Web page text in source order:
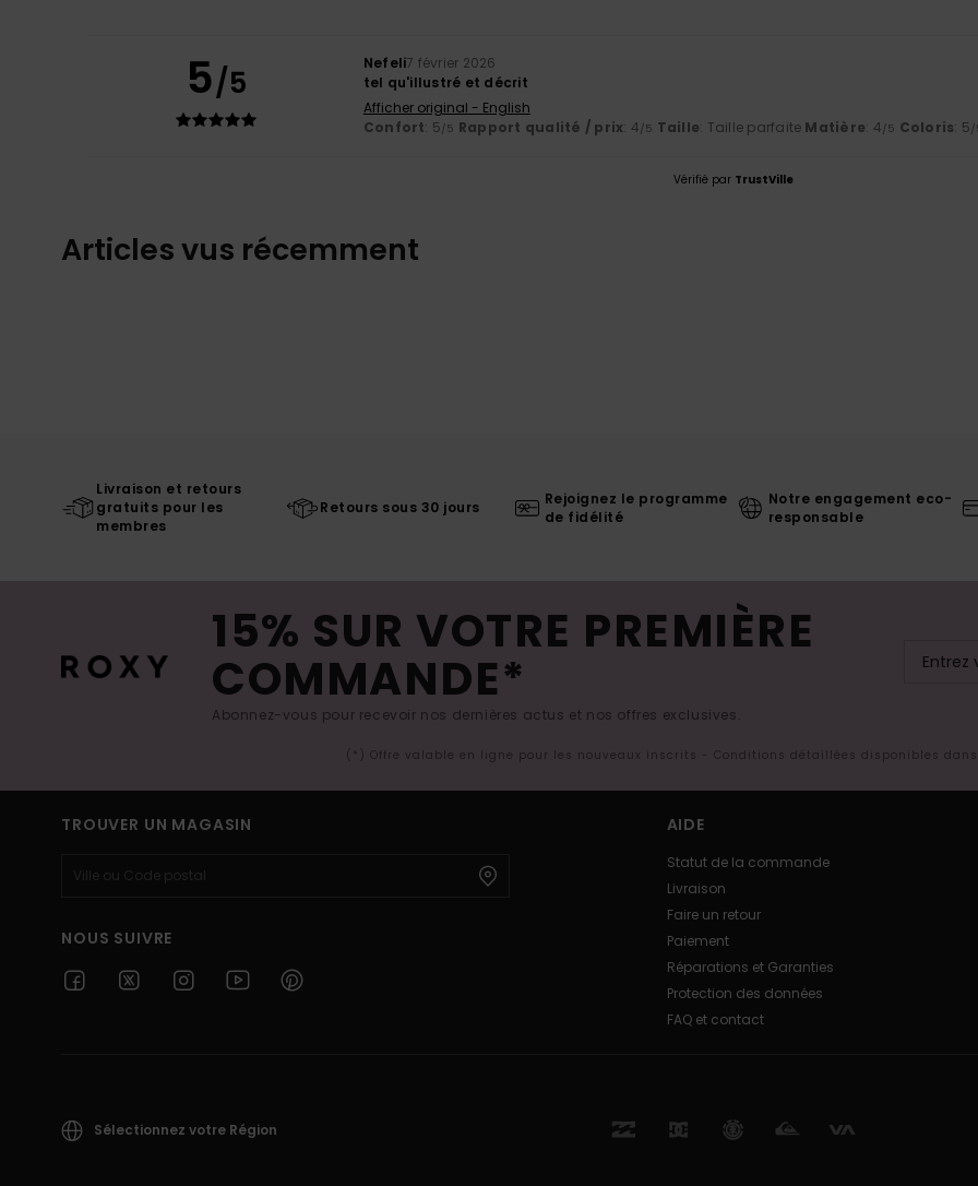
5/5 Nefeli7 février 2026
tel qu'illustré et décrit
Afficher original - English
Confort: 5/5 Rapport qualité / prix: 4/5 Taille: Taille parfaite Matière: 4/5 Coloris: 5/
Vérifié par TrustVille
Articles vus récemment
Livraison et retours
gratuits pour les
membres
Retours sous 30 jours
Rejoignez le programme
de fidélité
Notre engagement eco-
responsable
15% SUR VOTRE PREMIÈRE
COMMANDE*
Abonnez-vous pour recevoir nos dernières actus et nos offres exclusives.
(*) Offre valable en ligne pour les nouveaux inscrits - Conditions détaillées disponibles
TROUVER UN MAGASIN
NOUS SUIVRE
AIDE
Statut de la commande
Livraison
Faire un retour
Paiement
Réparations et Garanties
Protection des données
FAQ et contact
Sélectionnez votre Région